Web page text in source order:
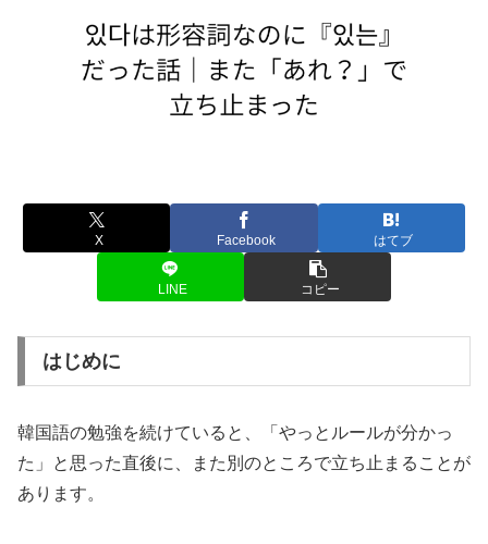
X Facebook はてブ
LINE コピー
はじめに
韓国語の勉強を続けていると、「やっとルールが分かっ
た」と思った直後に、また別のところで立ち止まることが
あります。